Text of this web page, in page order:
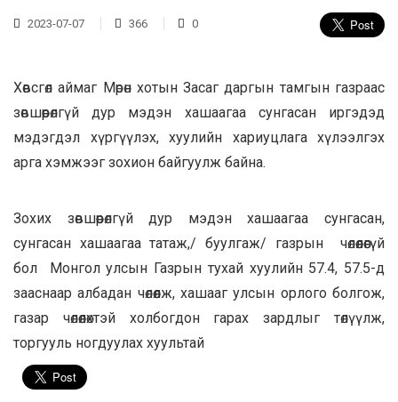
2023-07-07 366 0
Хөвсгөл аймаг Мөрөн хотын Засаг даргын тамгын газраас
зөвшөөрөлгүй дур мэдэн хашаагаа сунгасан иргэдэд
мэдэгдэл хүргүүлэх, хуулийн хариуцлага хүлээлгэх
арга хэмжээг зохион байгуулж байна.
Зохих зөвшөөрөлгүй дур мэдэн хашаагаа сунгасан,
сунгасан хашаагаа татаж,/ буулгаж/ газрын чөлөөлөөгүй
бол Монгол улсын Газрын тухай хуулийн 57.4, 57.5-д
зааснаар албадан чөлөөлж, хашааг улсын орлого болгож,
газар чөлөөлөхтэй холбогдон гарах зардлыг төлүүлж,
торгууль ногдуулах хуультай